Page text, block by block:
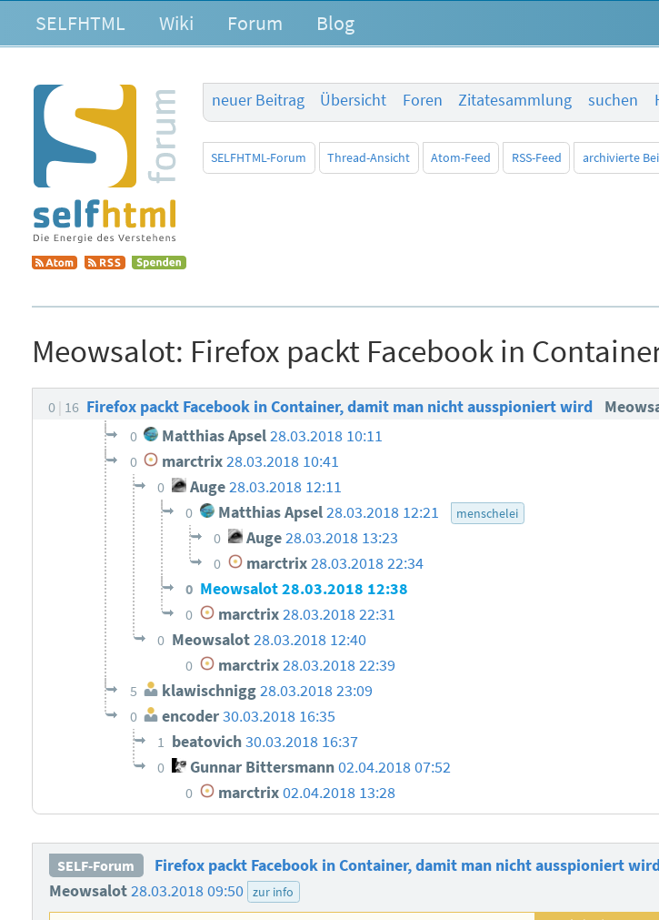
SELFHTML Wiki Forum Blog
neuer Beitrag
Übersicht Foren Zitatesammlung suchen
SELFHTML-Forum Thread-Ansicht Atom-Feed RSS-Feed archivierte
Meowsalot: Firefox packt Facebook in
0 16 Firefox packt Facebook in Container, damit man nicht ausspioniert wird
0 Matthias Apsel28.03.2018 10:11
0 marctrix28.03.2018 10:41
0 Auge28.03.2018 12:11
0 Matthias Apsel28.03.2018 12:21 menschelei
0 Auge28.03.2018 13:23
0 marctrix28.03.2018 22:34
0 Meowsalot28.03.2018 12:38
0 marctrix28.03.2018 22:31
0 Meowsalot28.03.2018 12:40
0 marctrix28.03.2018 22:39
5 klawischnigg28.03.2018 23:09
0 encoder30.03.2018 16:35
1 beatovich30.03.2018 16:37
0 Gunnar Bittersmann02.04.2018 07:52
0 marctrix02.04.2018 13:28
SELF-Forum
Firefox packt Facebook in Container, damit man nicht ausspioniert
Meowsalot28.03.2018 09:50 zur info